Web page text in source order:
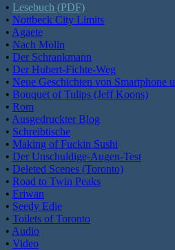
• Lesebuch (PDF)
• Nottbeck City Limits
• Agaete
• Nach Mölln
• Der Schrankmann
• Der Hubert-Fichte-Weg
• Neue Geschichten von Smartphone
• Bouquet of Tulips (Jeff Koons)
• Rom
• Ausgedruckter Blog
• Schreibtische
• Making of Fuckin Sushi
• Der Unschuldige-Augen-Test
• Deleted Scenes (Toronto)
• Road to Twin Peaks
• Eriwan
• Seedy Edie
• Toilets of Toronto
• Audio
• Video